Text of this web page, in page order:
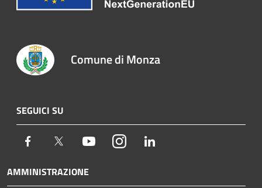
Comune di Monza
SEGUICI SU
Facebook Twitter YoutubeInstagram
AMMINISTRAZIONE